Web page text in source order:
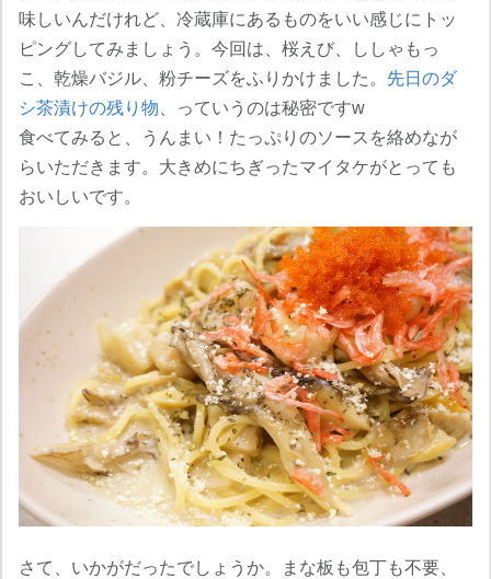
味しいんだけれど、冷蔵庫にあるものをいい感じにトッ
ピングしてみましょう。今回は、桜えび、ししゃもっ
こ、乾燥バジル、粉チーズをふりかけました。 先日のダ
シ茶漬けの残り物 、っていうのは秘密ですw
食べてみると、うんまい！たっぷりのソースを絡めなが
らいただきます。大きめにちぎったマイタケがとっても
おいしいです。
さて、いかがだったでしょうか。まな板も包丁も不要、